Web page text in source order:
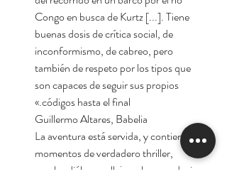
Congo en busca de Kurtz [...]. Tiene
buenas dosis de crítica social, de
inconformismo, de cabreo, pero
también de respeto por los tipos que
son capaces de seguir sus propios
códigos hasta el final.»
Guillermo Altares, Babelia
«La aventura está servida, y contiene
momentos de verdadero thriller,
mucho diálogo callejero, buenas dosis